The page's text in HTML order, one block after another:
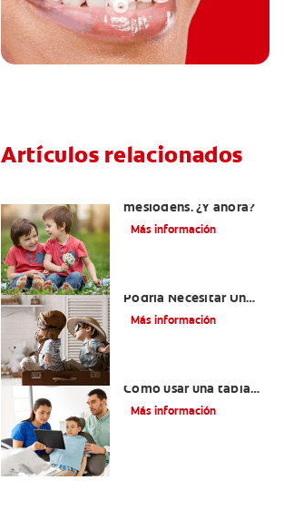
Artículos relacionados
mesiodens. ¿Y ahora?
Más información
Podría Necesitar Un
Mantenedor De
Más información
Cómo usar una tabla
de dientes
Más información